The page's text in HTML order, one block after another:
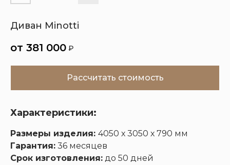
Кухни
Диван Minotti
381 000 ₽
Рассчитать стоимость
Характеристики:
Размеры изделия: 4050 х 3050 х 790 мм
Гарантия: 36 месяцев
Срок изготовления: до 50 дней